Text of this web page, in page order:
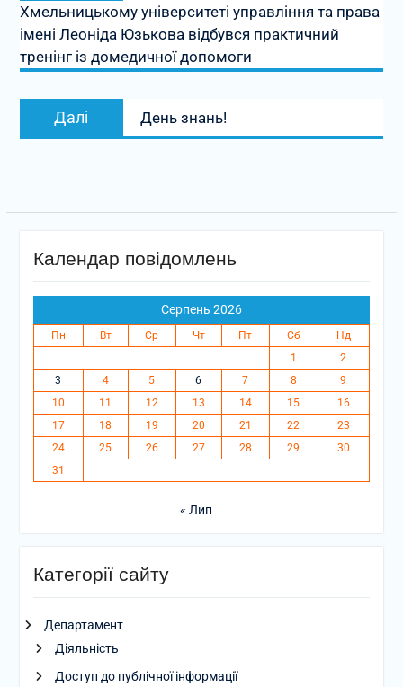
Хмельницькому університеті управління та права
імені Леоніда Юзькова відбувся практичний
тренінг із домедичної допомоги
Далі
запис:
День знань!
Календар повідомлень
Серпень 2026
Пн Вт Ср Чт Пт Сб
Нд
1
2
3
4 5 6 7 8
9
10
11 12 13 14 15
16
17
18 19 20 21 22
23
24
25 26 27 28 29
30
31
« Лип
Категорії сайту
Департамент
Діяльність
Доступ до публічної інформації